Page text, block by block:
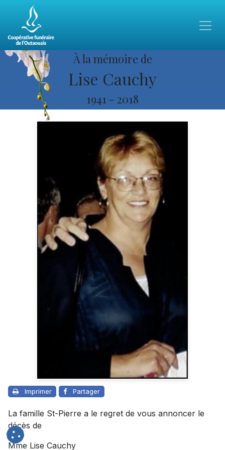
À la mémoire de
Lise Cauchy
1941 - 2018
Imprimer Partager
La famille St-Pierre a le regret de vous annoncer le
décès de
Mme Lise Cauchy